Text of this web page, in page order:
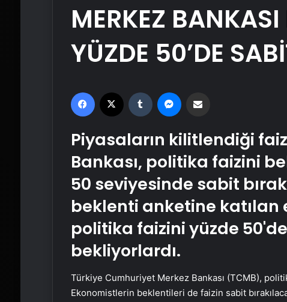
MERKEZ
YÜZDE 50’DE
Facebook Tumblr
Piyasaların kilitlendiği
Bankası, politika faizini
50 seviyesinde sabit
beklenti anketine katılan
politika faizini yüzde
bekliyorlardı.
Türkiye Cumhuriyet Merkez Bankası (TCMB),
Ekonomistlerin beklentileri de faizin sabit